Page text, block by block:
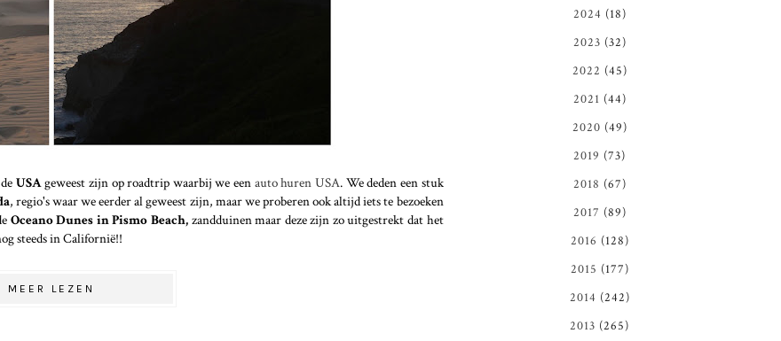
USAgeweest zijn op roadtrip waarbij we een auto huren USA. We deden een stuk
, regio's waar we eerder al geweest zijn, maar we proberen ook altijd iets te bezoeken
Oceano Dunes in Pismo Beach, zandduinen maar deze zijn zo uitgestrekt dat het
steeds in Californië!!
MEER LEZEN
2024 (18)
2023 (32)
2022 (45)
2021 (44)
2020 (49)
2019 (73)
2018 (67)
2017 (89)
2016 (128)
2015 (177)
2014 (242)
2013 (265)